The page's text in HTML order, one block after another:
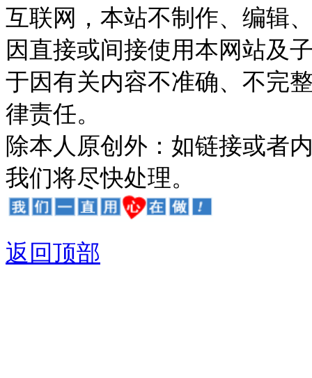
互联网，本站不制作、编辑
因直接或间接使用本网站及
于因有关内容不准确、不完
律责任。
除本人原创外：如链接或者
我们将尽快处理。
返回顶部